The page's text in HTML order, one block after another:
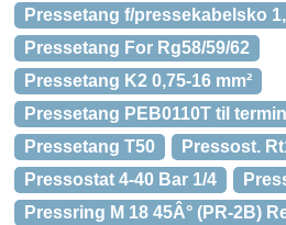
Pressetang f/pressekabelsko
Pressetang For Rg58/59/62
Pressetang K2 0,75-16 mm²
Pressetang PEB0110T til
Pressetang T50
Pressost.
Pressostat 4-40 Bar 1/4
Pressring M 18 45Â° (PR-2B)